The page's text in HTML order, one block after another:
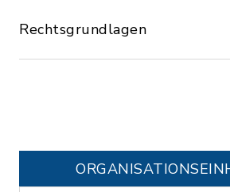
Rechtsgrundlagen